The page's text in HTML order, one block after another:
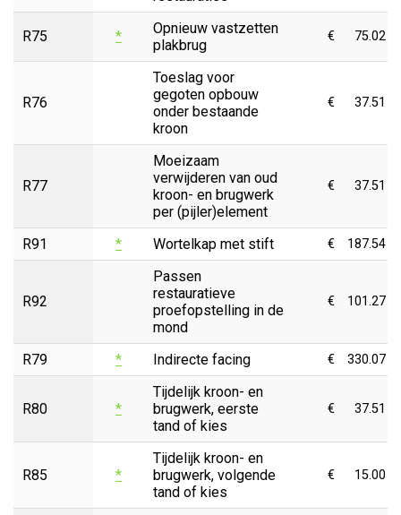
R75 *
Opnieuw vastzetten
plakbrug
€ 75.02
R76
Toeslag voor
gegoten opbouw
onder bestaande
kroon
€ 37.51
R77
Moeizaam
verwijderen van oud
kroon- en brugwerk
per (pijler)element
€ 37.51
R91 * Wortelkap met stift € 187.54
R92
Passen
restauratieve
proefopstelling in de
mond
€ 101.27
R79 * Indirecte facing € 330.07
R80 *
Tijdelijk kroon- en
brugwerk, eerste
tand of kies
€ 37.51
R85 *
Tijdelijk kroon- en
brugwerk, volgende
tand of kies
€ 15.00